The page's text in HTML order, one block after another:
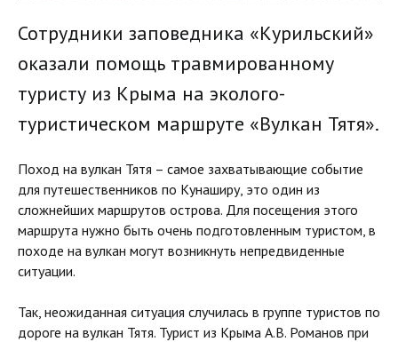
Сотрудники заповедника «Курильский»
оказали помощь травмированному
туристу из Крыма на эколого-
туристическом маршруте «Вулкан Тятя».
Поход на вулкан Тятя – самое захватывающие событие
для путешественников по Кунаширу, это один из
сложнейших маршрутов острова. Для посещения этого
маршрута нужно быть очень подготовленным туристом, в
походе на вулкан могут возникнуть непредвиденные
ситуации.
Так, неожиданная ситуация случилась в группе туристов по
дороге на вулкан Тятя. Турист из Крыма А.В. Романов при